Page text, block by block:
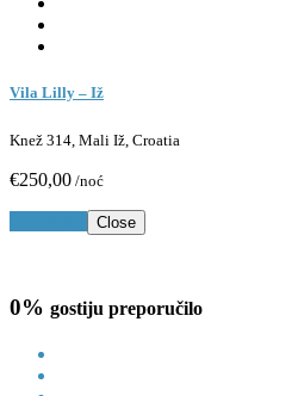
Vila Lilly – Iž
Knež 314, Mali Iž, Croatia
€250,00 /noć
Close
0% gostiju preporučilo